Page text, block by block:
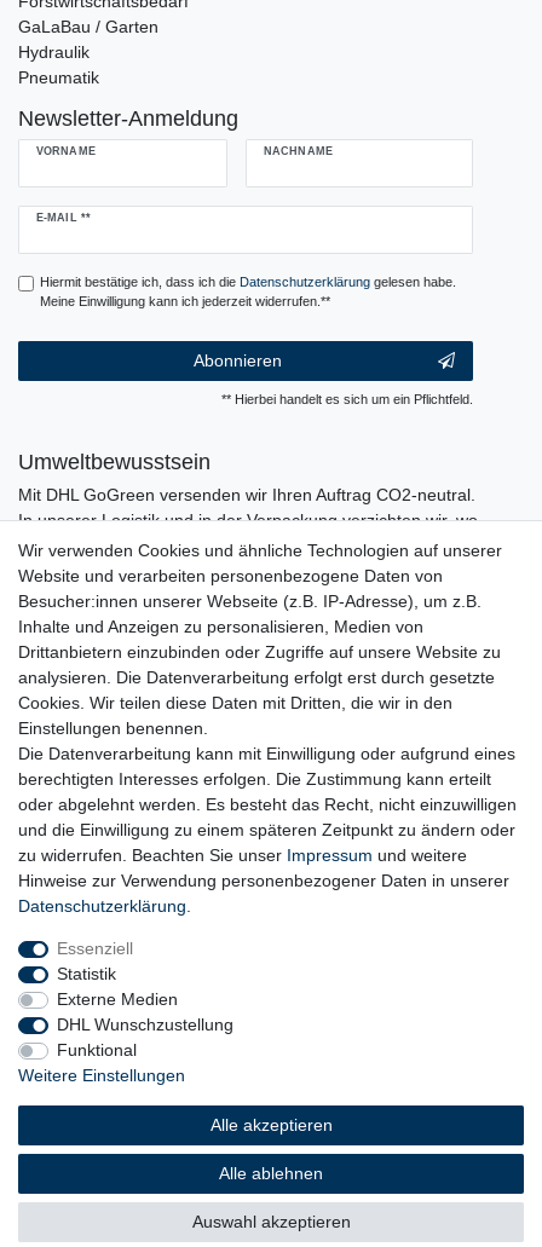
GaLaBau / Garten
Hydraulik
Pneumatik
Newsletter-Anmeldung
VORNAME NACHNAME
E-MAIL **
Newsletter
Hiermit bestätige ich, dass ich die Daten­schutz­erklärunggelesen habe.
Meine Einwilligung kann ich jederzeit widerrufen.**
Abonnieren
** Hierbei handelt es sich um ein Pflichtfeld.
Umweltbewusstsein
Mit DHL GoGreen versenden wir Ihren Auftrag CO2-neutral.
In unserer Logistik und in der Verpackung verzichten wir, wo
immer es möglich ist, auf den Einsatz von Kunststoffen und
Plastik.
Widerrufs­recht
Daten­schutz­erklärung AGB Barrierefreiheitserklärung
Wir verwenden Cookies und ähnliche Technologien auf unserer
Website und verarbeiten personenbezogene Daten von
Besucher:innen unserer Webseite (z.B. IP-Adresse), um z.B.
Inhalte und Anzeigen zu personalisieren, Medien von
Drittanbietern einzubinden oder Zugriffe auf unsere Website zu
analysieren. Die Datenverarbeitung erfolgt erst durch gesetzte
Cookies. Wir teilen diese Daten mit Dritten, die wir in den
Einstellungen benennen.
Die Datenverarbeitung kann mit Einwilligung oder aufgrund eines
berechtigten Interesses erfolgen. Die Zustimmung kann erteilt
oder abgelehnt werden. Es besteht das Recht, nicht einzuwilligen
und die Einwilligung zu einem späteren Zeitpunkt zu ändern oder
zu widerrufen. Beachten Sie unser Impressum und weitere
Hinweise zur Verwendung personenbezogener Daten in unserer
Daten­schutz­erklärung
Essenziell
Statistik
Externe Medien
DHL Wunschzustellung
Funktional
Weitere Einstellungen
Alle akzeptieren
Alle ablehnen
Auswahl akzeptieren